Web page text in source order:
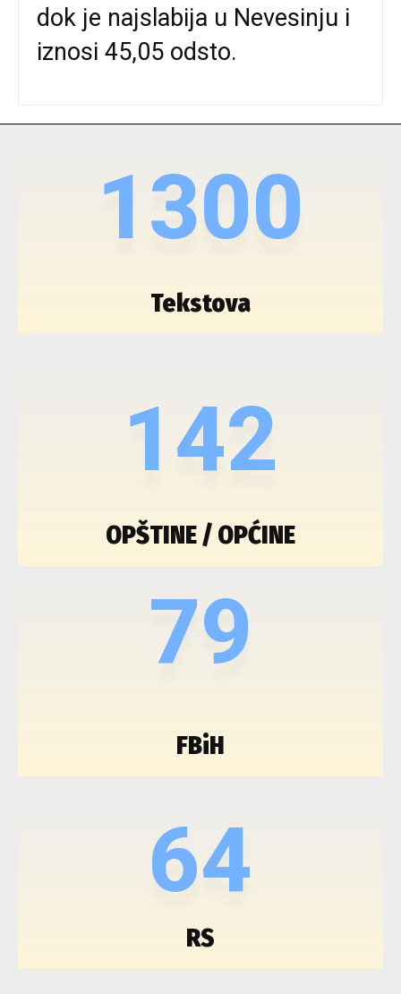
dok je najslabija u Nevesinju i
iznosi 45,05 odsto.
1300
Tekstova
142
OPŠTINE / OPĆINE
79
FBiH
64
RS